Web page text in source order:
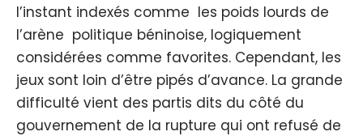
l’instant indexés comme les poids lourds de
l’arène politique béninoise, logiquement
considérées comme favorites. Cependant, les
jeux sont loin d’être pipés d’avance. La grande
difficulté vient des partis dits du côté du
gouvernement de la rupture qui ont refusé de